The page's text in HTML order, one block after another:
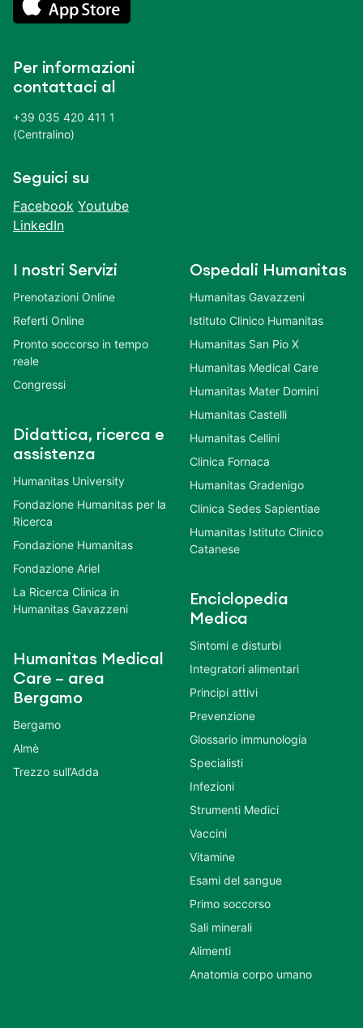
Per informazioni
contattaci al
+39 035 420 411 1
(Centralino)
Seguici su
Facebook Youtube
LinkedIn
I nostri Servizi
Prenotazioni Online
Referti Online
Pronto soccorso in tempo
reale
Congressi
Didattica, ricerca e
assistenza
Humanitas University
Fondazione Humanitas per la
Ricerca
Fondazione Humanitas
Fondazione Ariel
La Ricerca Clinica in
Humanitas Gavazzeni
Humanitas Medical
Care – area
Bergamo
Bergamo
Almè
Trezzo sull’Adda
Ospedali Humanitas
Humanitas Gavazzeni
Istituto Clinico Humanitas
Humanitas San Pio X
Humanitas Medical Care
Humanitas Mater Domini
Humanitas Castelli
Humanitas Cellini
Clinica Fornaca
Humanitas Gradenigo
Clinica Sedes Sapientiae
Humanitas Istituto Clinico
Catanese
Enciclopedia
Medica
Sintomi e disturbi
Integratori alimentari
Principi attivi
Prevenzione
Glossario immunologia
Specialisti
Infezioni
Strumenti Medici
Vaccini
Vitamine
Esami del sangue
Primo soccorso
Sali minerali
Alimenti
Anatomia corpo umano